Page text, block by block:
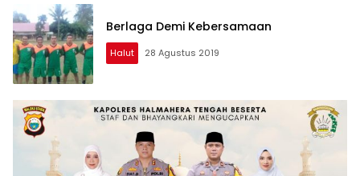
Berlaga Demi Kebersamaan
Halut 28 Agustus 2019